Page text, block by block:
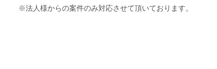
※法人様からの案件のみ対応させて頂いております。